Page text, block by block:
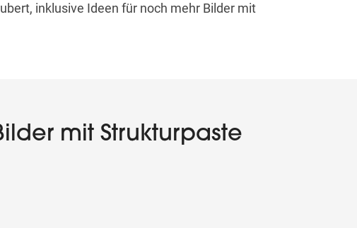
inklusive Ideen für noch mehr Bilder mit
mit Strukturpaste